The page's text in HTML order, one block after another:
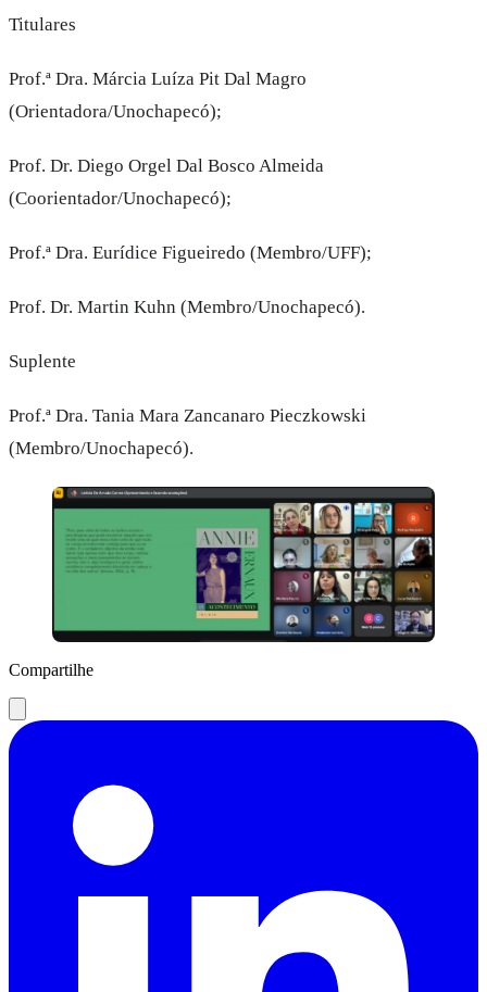
Titulares
Prof.ª Dra. Márcia Luíza Pit Dal Magro
(Orientadora/Unochapecó);
Prof. Dr. Diego Orgel Dal Bosco Almeida
(Coorientador/Unochapecó);
Prof.ª Dra. Eurídice Figueiredo (Membro/UFF);
Prof. Dr. Martin Kuhn (Membro/Unochapecó).
Suplente
Prof.ª Dra. Tania Mara Zancanaro Pieczkowski
(Membro/Unochapecó).
Compartilhe